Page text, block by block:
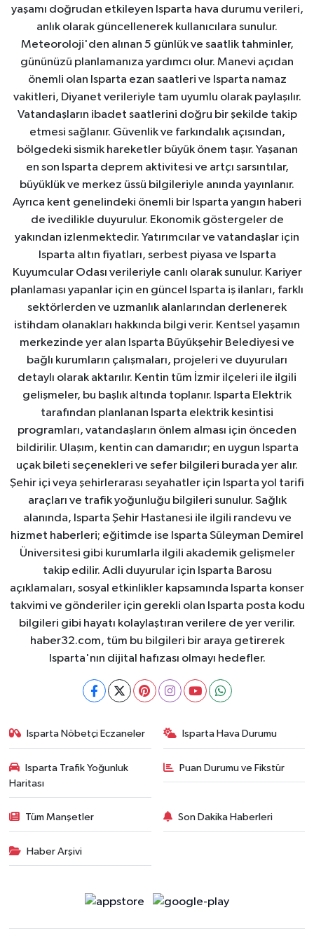
yaşamı doğrudan etkileyen Isparta hava durumu verileri,
anlık olarak güncellenerek kullanıcılara sunulur.
Meteoroloji'den alınan 5 günlük ve saatlik tahminler,
gününüzü planlamanıza yardımcı olur. Manevi açıdan
önemli olan Isparta ezan saatleri ve Isparta namaz
vakitleri, Diyanet verileriyle tam uyumlu olarak paylaşılır.
Vatandaşların ibadet saatlerini doğru bir şekilde takip
etmesi sağlanır. Güvenlik ve farkındalık açısından,
bölgedeki sismik hareketler büyük önem taşır. Yaşanan
en son Isparta deprem aktivitesi ve artçı sarsıntılar,
büyüklük ve merkez üssü bilgileriyle anında yayınlanır.
Ayrıca kent genelindeki önemli bir Isparta yangın haberi
de ivedilikle duyurulur. Ekonomik göstergeler de
yakından izlenmektedir. Yatırımcılar ve vatandaşlar için
Isparta altın fiyatları, serbest piyasa ve Isparta
Kuyumcular Odası verileriyle canlı olarak sunulur. Kariyer
planlaması yapanlar için en güncel Isparta iş ilanları, farklı
sektörlerden ve uzmanlık alanlarından derlenerek
istihdam olanakları hakkında bilgi verir. Kentsel yaşamın
merkezinde yer alan Isparta Büyükşehir Belediyesi ve
bağlı kurumların çalışmaları, projeleri ve duyuruları
detaylı olarak aktarılır. Kentin tüm İzmir ilçeleri ile ilgili
gelişmeler, bu başlık altında toplanır. Isparta Elektrik
tarafından planlanan Isparta elektrik kesintisi
programları, vatandaşların önlem alması için önceden
bildirilir. Ulaşım, kentin can damarıdır; en uygun Isparta
uçak bileti seçenekleri ve sefer bilgileri burada yer alır.
Şehir içi veya şehirlerarası seyahatler için Isparta yol tarifi
araçları ve trafik yoğunluğu bilgileri sunulur. Sağlık
alanında, Isparta Şehir Hastanesi ile ilgili randevu ve
hizmet haberleri; eğitimde ise Isparta Süleyman Demirel
Üniversitesi gibi kurumlarla ilgili akademik gelişmeler
takip edilir. Adli duyurular için Isparta Barosu
açıklamaları, sosyal etkinlikler kapsamında Isparta konser
takvimi ve gönderiler için gerekli olan Isparta posta kodu
bilgileri gibi hayatı kolaylaştıran verilere de yer verilir.
haber32.com, tüm bu bilgileri bir araya getirerek
Isparta'nın dijital hafızası olmayı hedefler.
Isparta Nöbetçi Eczaneler Isparta Hava Durumu
Isparta Trafik Yoğunluk
Haritası
Puan Durumu ve Fikstür
Tüm Manşetler Son Dakika Haberleri
Haber Arşivi